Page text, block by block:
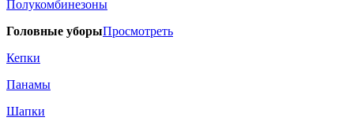
Полукомбинезоны
Головные уборыПросмотреть
Кепки
Панамы
Шапки